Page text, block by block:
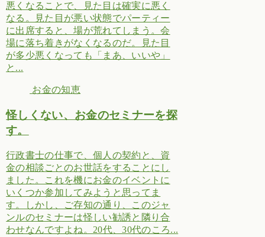
悪くなることで、見た目は確実に悪く
なる。見た目が悪い状態でパーティー
に出席すると、場が荒れてしまう。会
場に落ち着きがなくなるのだ。見た目
が多少悪くなっても「まあ、いいや」
と...
お金の知恵
怪しくない、お金のセミナーを探
す。
行政書士の仕事で、個人の契約と、資
金の相談ごとのお世話をすることにし
ました。これを機にお金のイベントに
いくつか参加してみようと思ってま
す。しかし、ご存知の通り、このジャ
ンルのセミナーは怪しい勧誘と隣り合
わせなんですよね。20代、30代のころ...